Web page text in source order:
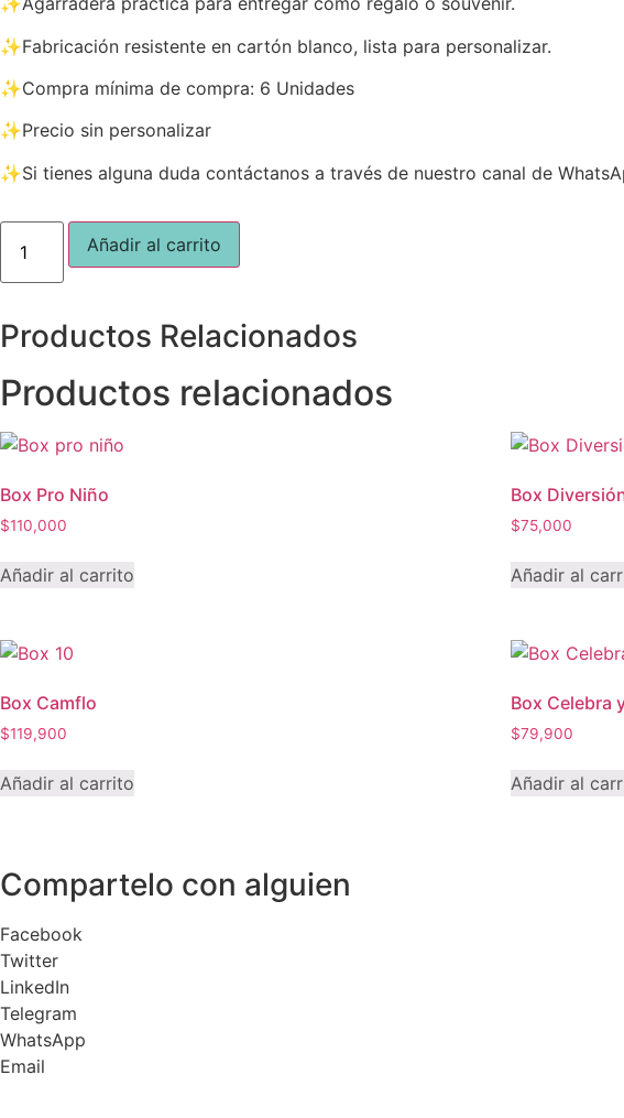
✨Fabricación resistente en cartón blanco, lista para personalizar.
✨Compra mínima de compra: 6 Unidades
✨Precio sin personalizar
✨Si tienes alguna duda contáctanos a través de nuestro canal de
Caja
Ventana
Blanca
cantidad
Añadir al carrito
Productos Relacionados
Productos relacionados
Box Pro Niño
$110,000
Añadir al carrito
Box
$75,000
Añadir al
Box Camflo
$119,900
Añadir al carrito
Box Celebra
$79,900
Añadir al
Compartelo con alguien
Facebook
Twitter
LinkedIn
Telegram
WhatsApp
Email